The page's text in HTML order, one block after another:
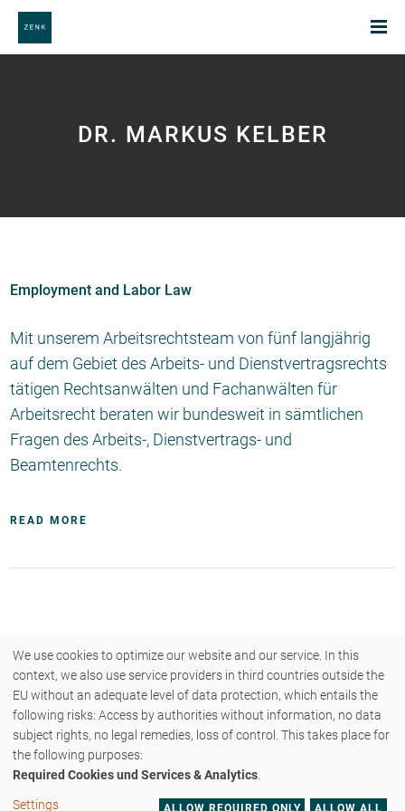
DR. MARKUS KELBER
Employment and Labor Law
Mit unserem Arbeitsrechtsteam von fünf langjährig
auf dem Gebiet des Arbeits- und Dienstvertragsrechts
tätigen Rechtsanwälten und Fachanwälten für
Arbeitsrecht beraten wir bundesweit in sämtlichen
Fragen des Arbeits-, Dienstvertrags- und
Beamtenrechts.
READ MORE
COPYRIGHT © 2026 - ZENK RECHTSANWÄLTE PARTNERSCHAFT MBB - ALLE
RECHTE VORBEHALTEN.
CONTACT IMPRINT DATA PRIVACY
DATA PRIVACY SETTINGS PRESS HOME
We use cookies to optimize our website and our service. In this
context, we also use service providers in third countries outside the
EU without an adequate level of data protection, which entails the
following risks: Access by authorities without information, no data
subject rights, no legal remedies, loss of control. This takes place for
the following purposes:
Required Cookies und Services & Analytics
Settings